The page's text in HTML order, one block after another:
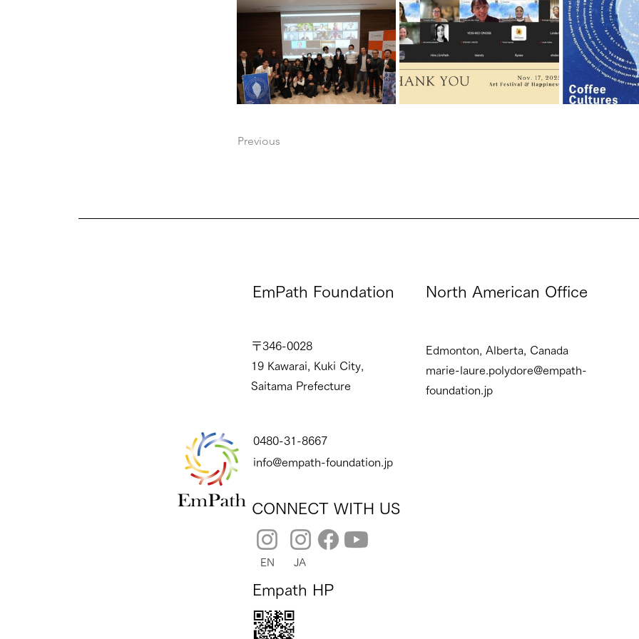
Previous
EmPath Foundation North American Office
〒346-0028
19 Kawarai, Kuki City,
Saitama Prefecture
Edmonton, Alberta, Canada
marie-laure.polydore@empath-
foundation.jp
0480-31-8667
info@empath-foundation.jp
CONNECT WITH US
EN JA
Empath HP